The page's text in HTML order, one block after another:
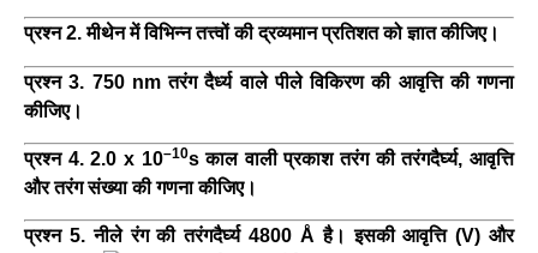
प्रश्न 2. मीथेन में विभिन्न तत्त्वों की द्रव्यमान प्रतिशत को ज्ञात कीजिए।
प्रश्न 3. 750 nm तरंग दैर्ध्य वाले पीले विकिरण की आवृत्ति की गणना
कीजिए।
प्रश्न 4. 2.0 x 10–10s काल वाली प्रकाश तरंग की तरंगदैर्घ्य, आवृत्ति
और तरंग संख्या की गणना कीजिए।
प्रश्न 5. नीले रंग की तरंगदैर्घ्य 4800 Å है। इसकी आवृत्ति (V) और